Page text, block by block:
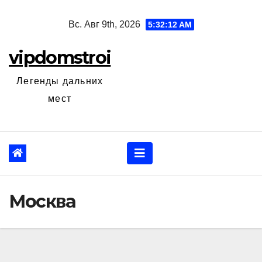
Вс. Авг 9th, 2026 5:32:13 AM
vipdomstroi
Легенды дальних
мест
Москва